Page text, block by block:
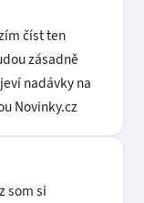
číst ten
zásadně
nadávky na
Novinky.cz
som si